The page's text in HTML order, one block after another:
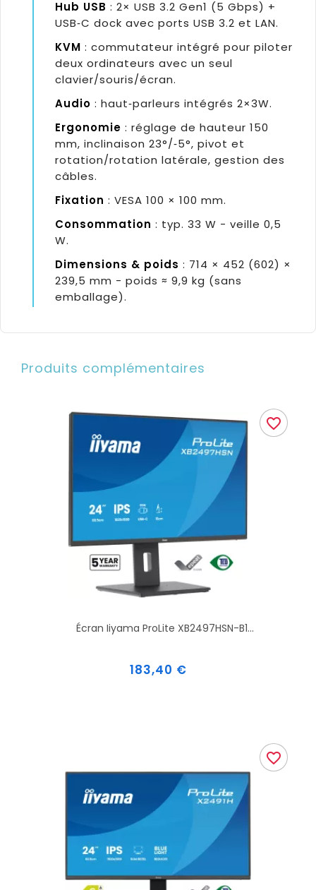
Hub USB : 2× USB 3.2 Gen1 (5 Gbps) +
USB‑C dock avec ports USB 3.2 et LAN.
KVM : commutateur intégré pour piloter
deux ordinateurs avec un seul
clavier/souris/écran.
Audio : haut‑parleurs intégrés 2×3W.
Ergonomie : réglage de hauteur 150
mm, inclinaison 23°/‑5°, pivot et
rotation/rotation latérale, gestion des
câbles.
Fixation : VESA 100 × 100 mm.
Consommation : typ. 33 W - veille 0,5
W.
Dimensions & poids : 714 × 452 (602) ×
239,5 mm - poids ≈ 9,9 kg (sans
emballage).
Produits complémentaires
Écran Iiyama ProLite XB2497HSN-B1...
Prix
183,40 €
favorite_border
favorite_border